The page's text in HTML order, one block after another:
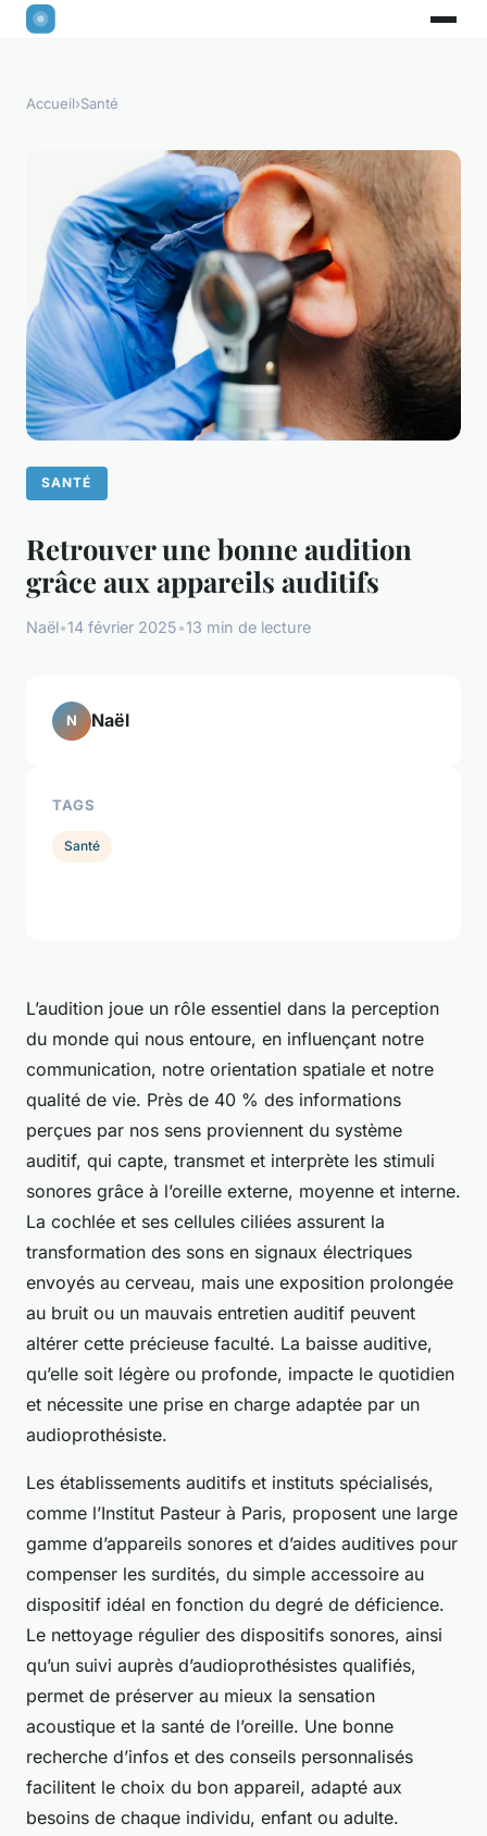
Accueil›Santé
SANTÉ
Retrouver une bonne audition
grâce aux appareils auditifs
Naël•14 février 2025•13 min de lecture
L’audition joue un rôle essentiel dans la perception
du monde qui nous entoure, en influençant notre
communication, notre orientation spatiale et notre
qualité de vie. Près de 40 % des informations
perçues par nos sens proviennent du système
auditif, qui capte, transmet et interprète les stimuli
sonores grâce à l’oreille externe, moyenne et interne.
La cochlée et ses cellules ciliées assurent la
transformation des sons en signaux électriques
envoyés au cerveau, mais une exposition prolongée
au bruit ou un mauvais entretien auditif peuvent
altérer cette précieuse faculté. La baisse auditive,
qu’elle soit légère ou profonde, impacte le quotidien
et nécessite une prise en charge adaptée par un
audioprothésiste.
Les établissements auditifs et instituts spécialisés,
comme l’Institut Pasteur à Paris, proposent une large
gamme d’appareils sonores et d’aides auditives pour
compenser les surdités, du simple accessoire au
dispositif idéal en fonction du degré de déficience.
Le nettoyage régulier des dispositifs sonores, ainsi
qu’un suivi auprès d’audioprothésistes qualifiés,
permet de préserver au mieux la sensation
acoustique et la santé de l’oreille. Une bonne
recherche d’infos et des conseils personnalisés
facilitent le choix du bon appareil, adapté aux
besoins de chaque individu, enfant ou adulte.
N Naël
TAGS
Santé